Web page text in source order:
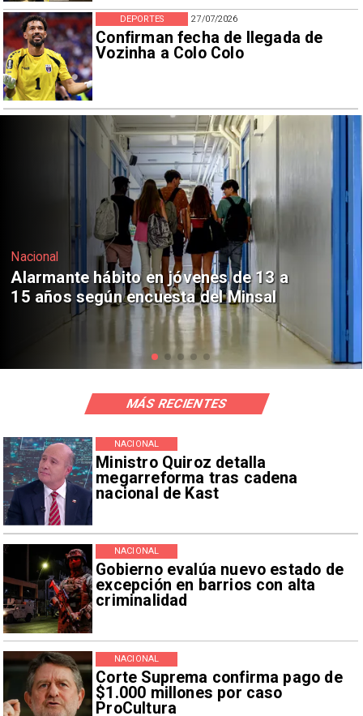
27/07/2026
Confirman fecha de llegada de
Vozinha a Colo Colo
DEPORTES
Regiones
Aprueban creación del Parque
Sebastián Piñera con inversión de $4
mil millones
Ministro Quiroz detalla
megarreforma tras cadena
nacional de Kast
NACIONAL
Gobierno evalúa nuevo estado de
excepción en barrios con alta
criminalidad
NACIONAL
Corte Suprema confirma pago de
$1.000 millones por caso
ProCultura
NACIONAL
MÁS RECIENTES